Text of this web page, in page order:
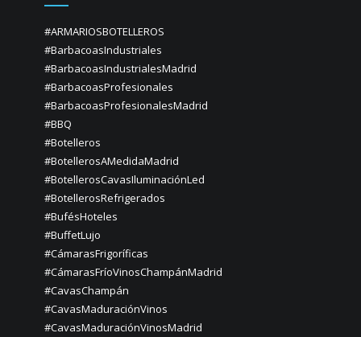
#ARMARIOSBOTELLEROS
#BarbacoasIndustriales
#BarbacoasIndustrialesMadrid
#BarbacoasProfesionales
#BarbacoasProfesionalesMadrid
#BBQ
#Botelleros
#BotellerosAMedidaMadrid
#BotellerosCavasIluminaciónLed
#BotellerosRefrigerados
#BufésHoteles
#BuffetLujo
#CámarasFrigoríficas
#CámarasFríoVinosChampánMadrid
#CavasChampán
#CavasMaduraciónVinos
#CavasMaduraciónVinosMadrid